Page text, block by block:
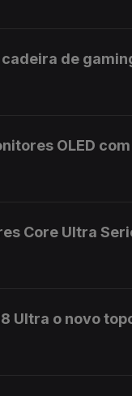
de
OLED
Core Ultra
Ultra o novo